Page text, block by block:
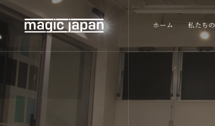
ホーム 私たち